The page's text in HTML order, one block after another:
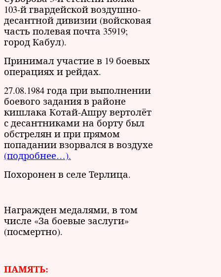
103-й гвардейской воздушно-
десантной дивизии (войсковая
часть полевая почта 35919;
город Кабул).
Принимал участие в 19 боевых
операциях и рейдах.
27.08.1984 года при выполнении
боевого задания в районе
кишлака Котай-Ашру вертолёт
с десантниками на борту был
обстрелян и при прямом
попадании взорвался в воздухе
(подробнее…).
Похоронен в селе Терлица.
Награжден медалями, в том
числе «За боевые заслуги»
(посмертно).
ПАМЯТЬ: